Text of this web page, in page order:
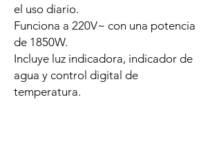
el uso diario.
Funciona a 220V~ con una potencia
de 1850W.
Incluye luz indicadora, indicador de
agua y control digital de
temperatura.